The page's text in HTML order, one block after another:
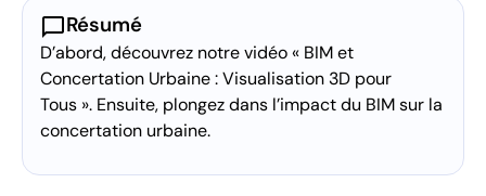
chat_bubbleRésumé
D’abord, découvrez notre vidéo « BIM et
Concertation Urbaine : Visualisation 3D pour
Tous ». Ensuite, plongez dans l’impact du BIM sur la
concertation urbaine.